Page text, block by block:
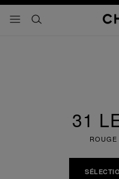
menu principal de navigation
- navigation principale
rechercher
31